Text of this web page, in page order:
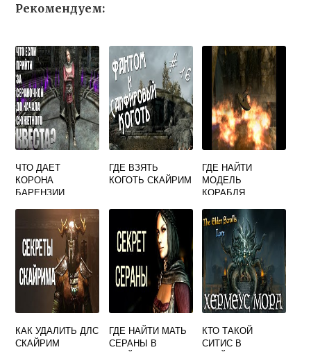
Рекомендуем:
ЧТО ДАЕТ
КОРОНА
БАРЕНЗИИ
ГДЕ ВЗЯТЬ
КОГОТЬ СКАЙРИМ
ГДЕ НАЙТИ
МОДЕЛЬ
КОРАБЛЯ
КАК УДАЛИТЬ ДЛС
СКАЙРИМ
ГДЕ НАЙТИ МАТЬ
СЕРАНЫ В
КТО ТАКОЙ
СИТИС В